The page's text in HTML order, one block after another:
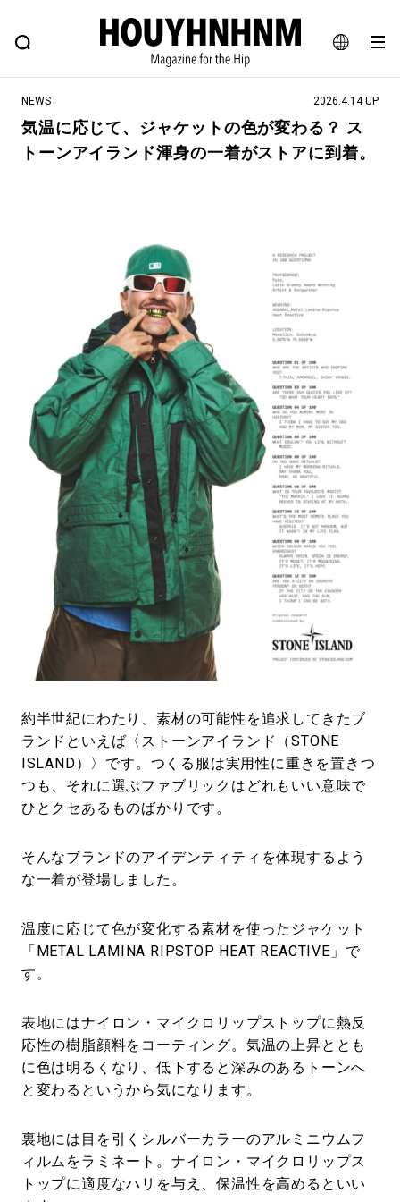
JA
EN
FEATURE BLOG SNAP
ヒップなファッション、カルチャー、ライフスタイルWEBマガジン
#NEW VINTAGE #マイナーグッド図鑑
#路地裏てぃーん。 #MONTHLY JOURNAL
#GH 銘品の所以 #フイナムのYouTube
#Commune H #FOCUS IT #AH.H
#ととけん #FASHION #MUSIC #MOVIE
#LIFESTYLE #SNEAKER #OUTDOOR
#SPORTS #HANDSOME HANDBOOK
NEWS 2026.4.14 UP
気温に応じて、ジャケットの色が変わる？ ス
トーンアイランド渾身の一着がストアに到着。
約半世紀にわたり、素材の可能性を追求してきたブ
ランドといえば〈ストーンアイランド（STONE
ISLAND）〉です。つくる服は実用性に重きを置きつ
つも、それに選ぶファブリックはどれもいい意味で
ひとクセあるものばかりです。
そんなブランドのアイデンティティを体現するよう
な一着が登場しました。
温度に応じて色が変化する素材を使ったジャケット
「METAL LAMINA RIPSTOP HEAT REACTIVE」で
す。
表地にはナイロン・マイクロリップストップに熱反
応性の樹脂顔料をコーティング。気温の上昇ととも
に色は明るくなり、低下すると深みのあるトーンへ
と変わるというから気になります。
裏地には目を引くシルバーカラーのアルミニウムフ
ィルムをラミネート。ナイロン・マイクロリップス
トップに適度なハリを与え、保温性を高めるといい